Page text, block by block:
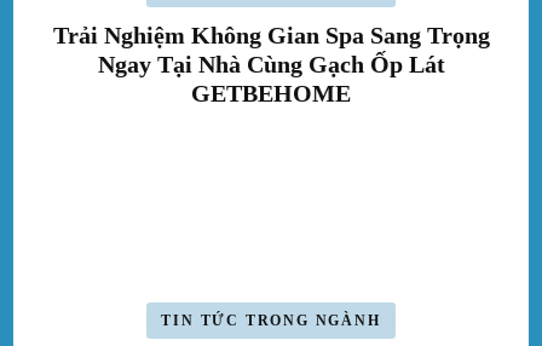
Trải Nghiệm Không Gian Spa Sang Trọng
Ngay Tại Nhà Cùng Gạch Ốp Lát
GETBEHOME
TIN TỨC TRONG NGÀNH